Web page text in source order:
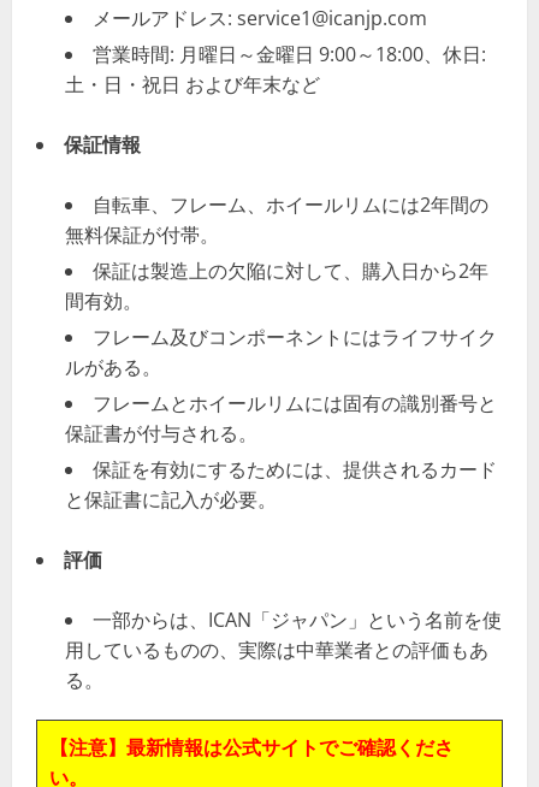
メールアドレス: service1@icanjp.com
営業時間: 月曜日～金曜日 9:00～18:00、休日:
土・日・祝日 および年末など
保証情報
自転車、フレーム、ホイールリムには2年間の
無料保証が付帯。
保証は製造上の欠陥に対して、購入日から2年
間有効。
フレーム及びコンポーネントにはライフサイク
ルがある。
フレームとホイールリムには固有の識別番号と
保証書が付与される。
保証を有効にするためには、提供されるカード
と保証書に記入が必要。
評価
一部からは、ICAN「ジャパン」という名前を使
用しているものの、実際は中華業者との評価もあ
る。
【注意】最新情報は公式サイトでご確認くださ
い。